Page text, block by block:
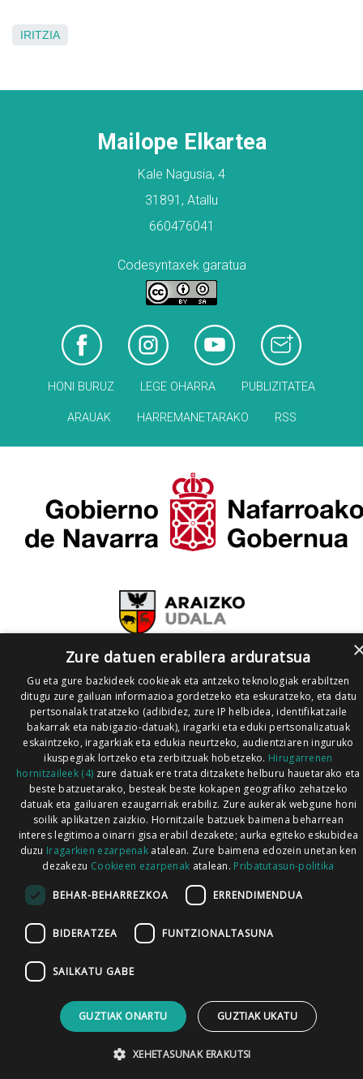
IRITZIA
Mailope Elkartea
Kale Nagusia, 4
31891, Atallu
660476041
Codesyntaxek garatua
HONI BURUZ LEGE OHARRA PUBLIZITATEA
ARAUAK HARREMANETARAKO RSS
Zure datuen erabilera arduratsua
Gu eta gure bazkideek cookieak eta antzeko teknologiak erabiltzen
ditugu zure gailuan informazioa gordetzeko eta eskuratzeko, eta datu
pertsonalak tratatzeko (adibidez, zure IP helbidea, identifikatzaile
bakarrak eta nabigazio-datuak), iragarki eta eduki pertsonalizatuak
eskaintzeko, iragarkiak eta edukia neurtzeko, audientziaren inguruko
ikuspegiak lortzeko eta zerbitzuak hobetzeko. Hirugarrenen
hornitzaileek (4) zure datuak ere trata ditzakete helburu hauetarako eta
beste batzuetarako, besteak beste kokapen geografiko zehatzeko
datuak eta gailuaren ezaugarriak erabiliz. Zure aukerak webgune honi
soilik aplikatzen zaizkio. Hornitzaile batzuek baimena beharrean
interes legitimoa oinarri gisa erabil dezakete; aurka egiteko eskubidea
duzu Iragarkien ezarpenak atalean. Zure baimena edozein unetan ken
dezakezu Cookieen ezarpenak atalean. Pribatutasun-politika
BEHAR-BEHARREZKOA ERRENDIMENDUA
BIDERATZEA FUNTZIONALTASUNA
SAILKATU GABE
GUZTIAK ONARTU GUZTIAK UKATU
XEHETASUNAK ERAKUTSI